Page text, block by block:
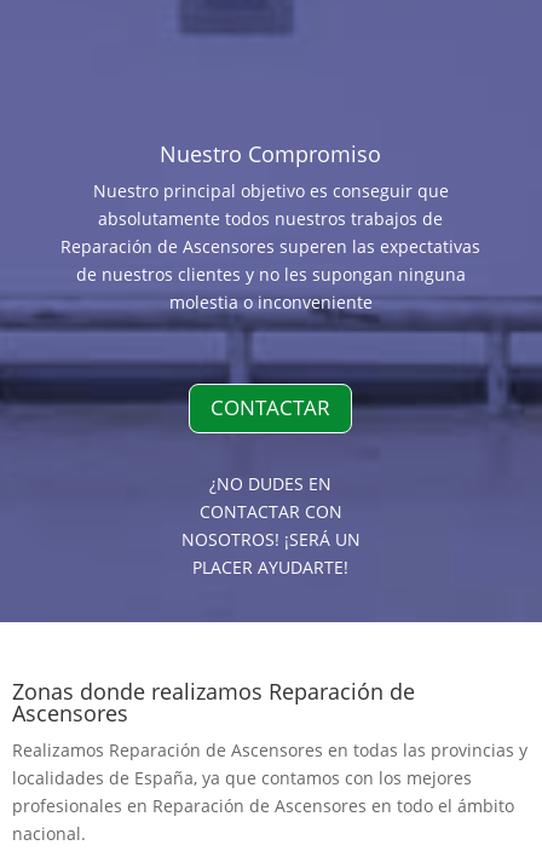
Nuestro Compromiso
Nuestro principal objetivo es conseguir que
absolutamente todos nuestros trabajos de
Reparación de Ascensores superen las expectativas
de nuestros clientes y no les supongan ninguna
molestia o inconveniente
CONTACTAR
¿NO DUDES EN
CONTACTAR CON
NOSOTROS! ¡SERÁ UN
PLACER AYUDARTE!
Zonas donde realizamos Reparación de
Ascensores
Realizamos Reparación de Ascensores en todas las provincias y
localidades de España, ya que contamos con los mejores
profesionales en Reparación de Ascensores en todo el ámbito
nacional.